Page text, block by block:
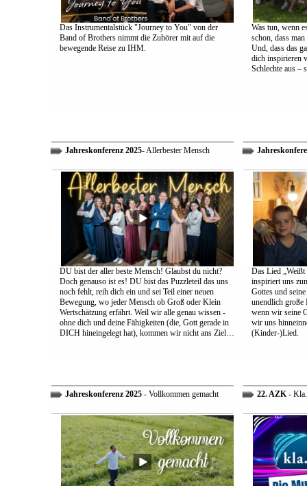
Das Instrumentalstück "Journey to You" von der
Band of Brothers nimmt die Zuhörer mit auf die
bewegende Reise zu IHM.
Was tun, wenn
schon, dass
Und, dass das
dich inspirieren
Schlechte aus –
Jahreskonferenz 2025- Allerbester Mensch
DU bist der aller beste Mensch! Glaubst du nicht?
Doch genauso ist es! DU bist das Puzzleteil das uns
noch fehlt, reih dich ein und sei Teil einer neuen
Bewegung, wo jeder Mensch ob Groß oder Klein
Wertschätzung erfährt. Weil wir alle genau wissen -
ohne dich und deine Fähigkeiten (die, Gott gerade in
DICH hineingelegt hat), kommen wir nicht ans Ziel…
Das Lied
inspiriert uns
Gottes und
unendlich große
wenn wir seine
wir uns
(Kinder-)Lied.
Jahreskonferenz 2025- Vollkommen gemacht 22. AZK-